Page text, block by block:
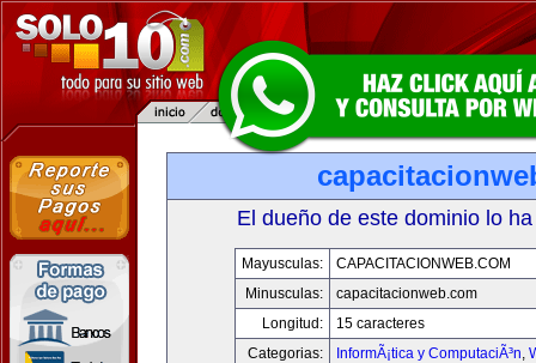
El dueño de este dominio lo
Mayusculas:
CAPACITACIONWEB.COM
Minusculas:
capacitacionweb.com
Longitud:
15 caracteres
Categorias:
InformÃ¡tica y ComputaciÃ³n,